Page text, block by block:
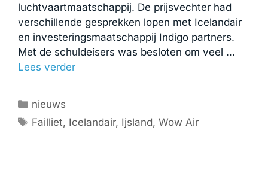
luchtvaartmaatschappij. De prijsvechter had
verschillende gesprekken lopen met Icelandair
en investeringsmaatschappij Indigo partners.
Met de schuldeisers was besloten om veel …
Lees verder
Categorieën
nieuws
Tags
Failliet, Icelandair, Ijsland,Wow Air